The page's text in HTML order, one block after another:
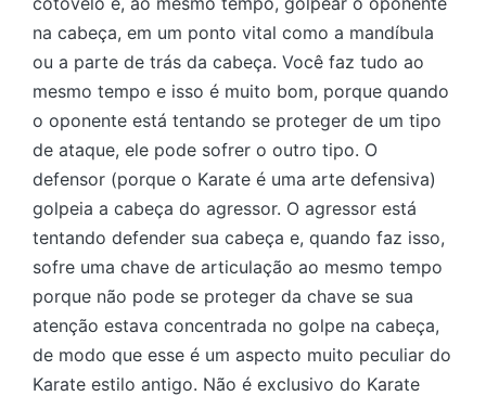
na cabeça, em um ponto vital como a mandíbula
ou a parte de trás da cabeça. Você faz tudo ao
mesmo tempo e isso é muito bom, porque quando
o oponente está tentando se proteger de um tipo
de ataque, ele pode sofrer o outro tipo. O
defensor (porque o Karate é uma arte defensiva)
golpeia a cabeça do agressor. O agressor está
tentando defender sua cabeça e, quando faz isso,
sofre uma chave de articulação ao mesmo tempo
porque não pode se proteger da chave se sua
atenção estava concentrada no golpe na cabeça,
de modo que esse é um aspecto muito peculiar do
Karate estilo antigo. Não é exclusivo do Karate